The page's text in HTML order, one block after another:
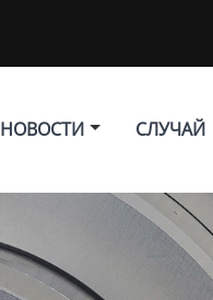
НОВОСТИ СЛУЧАЙ